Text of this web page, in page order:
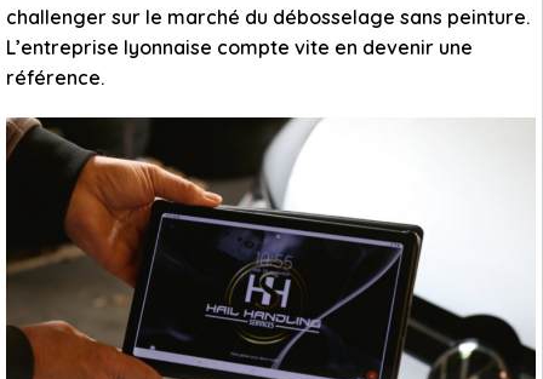
challenger sur le marché du débosselage sans peinture.
L’entreprise lyonnaise compte vite en devenir une
référence.